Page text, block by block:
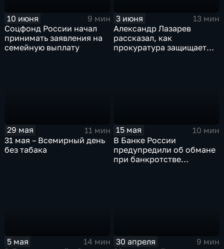
10 июня
9 мин
Соцфонд России начал
принимать заявления на
семейную выплату
3 июня
13 мин
Александр Лазарев
рассказал, как
прокуратура защищает
29 мая
11 мин
31 мая – Всемирный день
без табака
15 мая
10 мин
В Банке России
предупредили об обмане
при банкротстве
5 мая
14 мин
30 апреля
9 мин